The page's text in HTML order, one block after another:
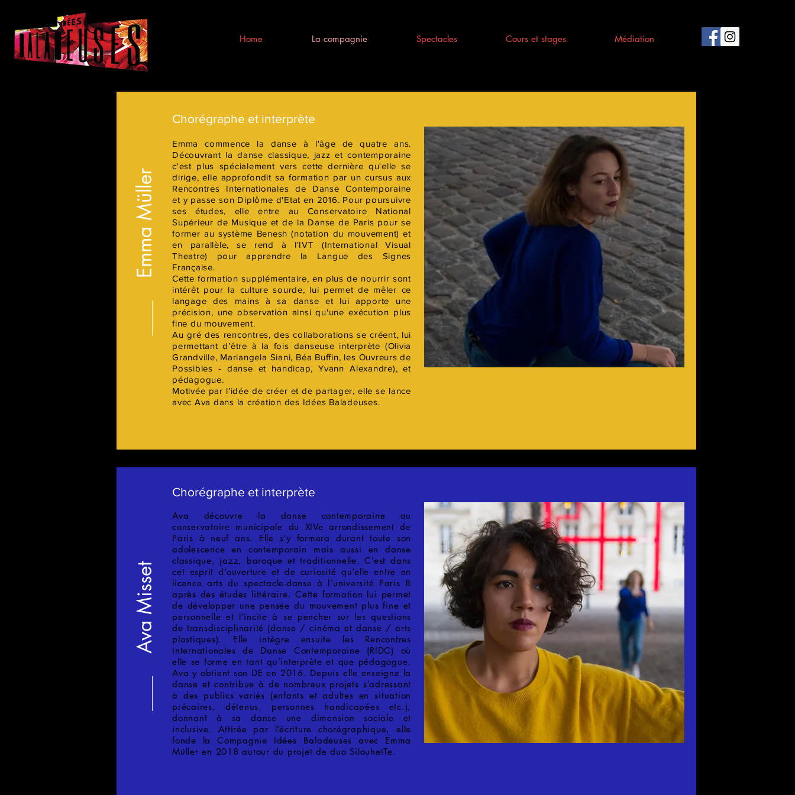
Home La compagnie Spectacles Cours et stages Médiation
Emma Müller
Chorégraphe et interprète
Emma commence la danse à l'âge de quatre ans.
Découvrant la danse classique, jazz et contemporaine
c'est plus spécialement vers cette dernière qu'elle se
dirige, elle approfondit sa formation par un cursus aux
Rencontres Internationales de Danse Contemporaine
et y passe son Diplôme d'Etat en 2016. Pour poursuivre
ses études, elle entre au Conservatoire National
Supérieur de Musique et de la Danse de Paris pour se
former au système Benesh (notation du mouvement) et
en parallèle, se rend à l'IVT (International Visual
Theatre) pour apprendre la Langue des Signes
Française.
Cette formation supplémentaire, en plus de nourrir sont
intérêt pour la culture sourde, lui permet de mêler ce
langage des mains à sa danse et lui apporte une
précision, une observation ainsi qu'une exécution plus
fine du mouvement.
Au gré des rencontres, des collaborations se créent, lui
permettant d’être à la fois danseuse interprète (Olivia
Grandville, Mariangela Siani, Béa Buffin, les Ouvreurs de
Possibles - danse et handicap, Yvann Alexandre), et
pédagogue.
Motivée par l’idée de créer et de partager, elle se lance
avec Ava dans la création des Idées Baladeuses.
Ava Misset
Chorégraphe et interprète
Ava découvre la danse contemporaine au
conservatoire municipale du XIVe arrondissement de
Paris à neuf ans. Elle s’y formera durant toute son
adolescence en contemporain mais aussi en danse
classique, jazz, baroque et traditionnelle. C’est dans
cet esprit d’ouverture et de curiosité qu’elle entre en
licence arts du spectacle-danse à l’université Paris 8
après des études littéraire. Cette formation lui permet
de développer une pensée du mouvement plus fine et
personnelle et l’incite à se pencher sur les questions
de transdisciplinarité (danse / cinéma et danse / arts
plastiques). Elle intègre ensuite les Rencontres
Internationales de Danse Contemporaine (RIDC) où
elle se forme en tant qu’interprète et que pédagogue.
Ava y obtient son DE en 2016. Depuis elle enseigne la
danse et contribue à de nombreux projets s’adressant
à des publics variés (enfants et adultes en situation
précaires, détenus, personnes handicapées etc.),
donnant à sa danse une dimension sociale et
inclusive. Attirée par l’écriture chorégraphique, elle
fonde la Compagnie Idées Baladeuses avec Emma
Müller en 2018 autour du projet de duo SilouhetTe.